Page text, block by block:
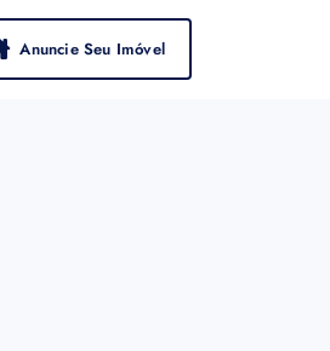
Anuncie Seu Imóvel